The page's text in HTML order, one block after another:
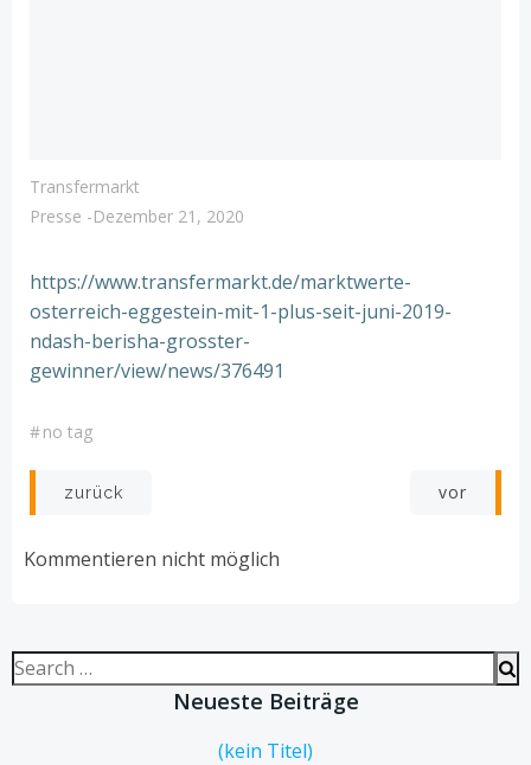
Transfermarkt
Presse -Dezember 21, 2020
https://www.transfermarkt.de/marktwerte-
osterreich-eggestein-mit-1-plus-seit-juni-2019-
ndash-berisha-grosster-
gewinner/view/news/376491
#no tag
Post
navigation
zurück
navigation
vor
Kommentieren nicht möglich
Search
for:
Neueste Beiträge
(kein Titel)